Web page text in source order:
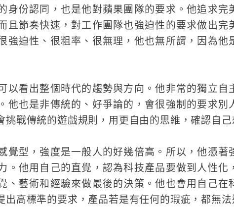
身份認同，也是他對蘋果團隊的要求。他追求完
且節奏快速，對工作團隊也強迫性的要求做出完
強迫性、很粗率、很無理，他也無所謂，因為他
以看出整個時代的趨勢與方向。他非常的獨立自
他也是非傳統的、好爭論的，會很強制的要求別
挑戰傳統的遊戲規則，用更自由的思維，確認自己
覺型，強度是一般人的好幾倍高。所以，他憑著
。他用自己的直覺，認為科技產品要做到人性化
、藝術和經驗來做最後的決策。他也會用自己在
出高標準的要求，產品若是有任何的瑕疵，都無法